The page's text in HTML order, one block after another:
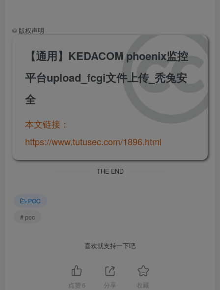
© 版权声明
【通用】KEDACOM phoenix监控
平台upload_fcgi文件上传_秃兔安
全
本文链接：
https://www.tutusec.com/1896.html
THE END
POC
# poc
喜欢就支持一下吧
点赞 6 分享 收藏